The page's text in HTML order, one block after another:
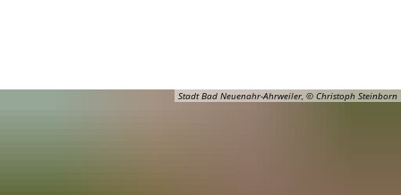
Stadt Bad Neuenahr-Ahrweiler, © Christoph Steinborn